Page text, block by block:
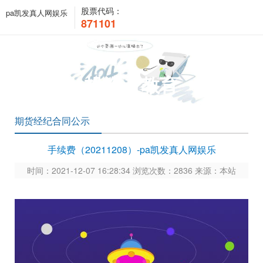
pa凯发真人网娱乐 股票代码：
871101
投资者教育
期货经纪合同公示
手续费（20211208）-pa凯发真人网娱乐
时间：2021-12-07 16:28:34 浏览次数：2836 来源：本站